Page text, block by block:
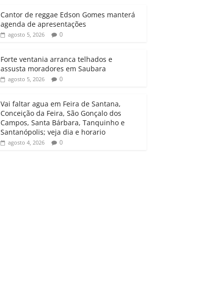
Cantor de reggae Edson Gomes manterá
agenda de apresentações
agosto 5, 2026 0
Forte ventania arranca telhados e
assusta moradores em Saubara
agosto 5, 2026 0
Vai faltar agua em Feira de Santana,
Conceição da Feira, São Gonçalo dos
Campos, Santa Bárbara, Tanquinho e
Santanópolis; veja dia e horario
agosto 4, 2026 0